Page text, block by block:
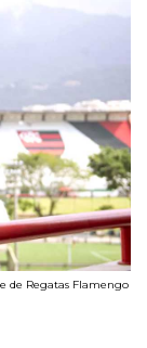
de Regatas Flamengo